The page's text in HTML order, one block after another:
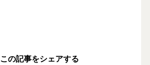
この記事をシェアする